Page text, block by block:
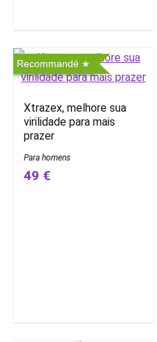
Recommandé
Xtrazex, melhore sua
virilidade para mais
prazer
Para homens
49 €